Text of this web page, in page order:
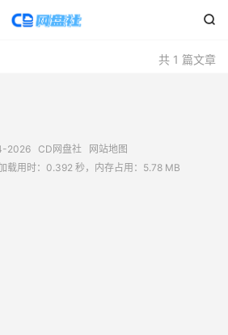

共 1 篇文章
2026 CD网盘社
网站地图
载用时：0.392 秒，内存占用：5.78 MB